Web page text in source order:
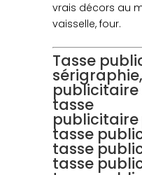
vrais décors au
vaisselle, four.
Tasse
publicitaire
tasse
publicitaire
tasse
tasse
tasse